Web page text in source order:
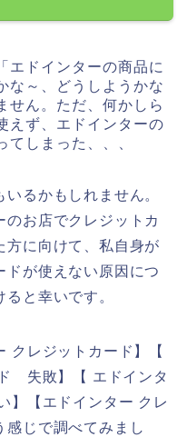
エドインターの商品に
な～、どうしようかな
せん。ただ、何かしら
えず、エドインターの
しまった、、、
るかもしれません。
のお店でクレジットカ
方に向けて、私自身が
ドが使えない原因につ
と幸いです。
クレジットカード】【
失敗】【 エドインタ
【エドインター クレ
じで調べてみまし